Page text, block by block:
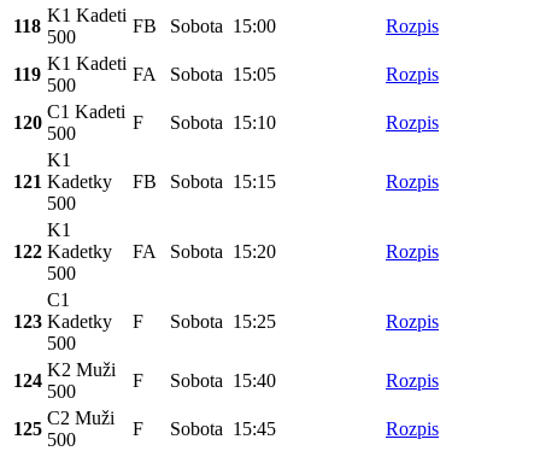
118
K1 Kadeti
500
FB Sobota 15:00 Rozpis
119
K1 Kadeti
500
FA Sobota 15:05 Rozpis
120
C1 Kadeti
500
F Sobota 15:10 Rozpis
121
K1
Kadetky
500
FB Sobota 15:15 Rozpis
122
K1
Kadetky
500
FA Sobota 15:20 Rozpis
123
C1
Kadetky
500
F Sobota 15:25 Rozpis
124
K2 Muži
500
F Sobota 15:40 Rozpis
125
C2 Muži
500
F Sobota 15:45 Rozpis